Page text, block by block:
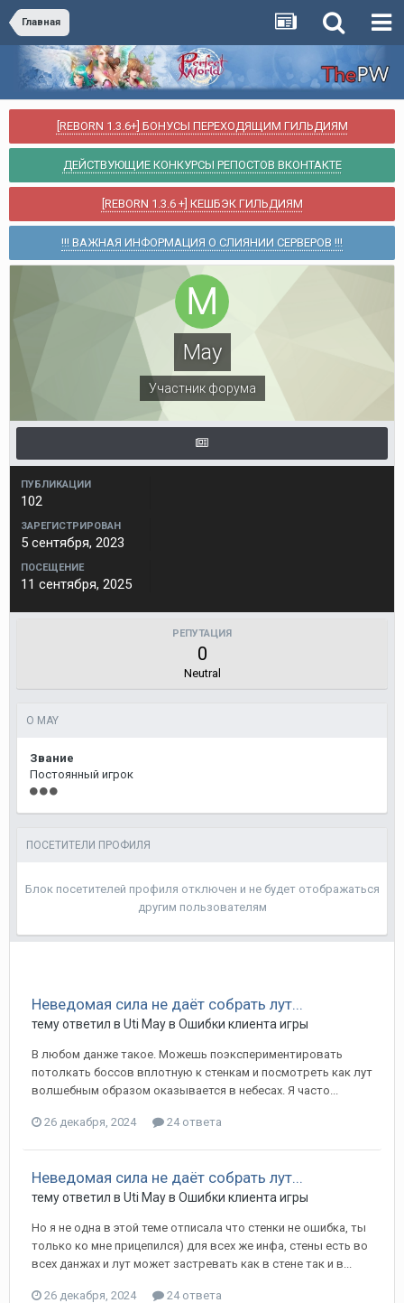
Главная
[REBORN 1.3.6+] БОНУСЫ ПЕРЕХОДЯЩИМ ГИЛЬДИЯМ
ДЕЙСТВУЮЩИЕ КОНКУРСЫ РЕПОСТОВ ВКОНТАКТЕ
[REBORN 1.3.6 +] КЕШБЭК ГИЛЬДИЯМ
!!! ВАЖНАЯ ИНФОРМАЦИЯ О СЛИЯНИИ СЕРВЕРОВ !!!
May
Участник форума
ПУБЛИКАЦИИ
102
ЗАРЕГИСТРИРОВАН
5 сентября, 2023
ПОСЕЩЕНИЕ
11 сентября, 2025
РЕПУТАЦИЯ
0
Neutral
О MAY
Звание
Постоянный игрок
ПОСЕТИТЕЛИ ПРОФИЛЯ
Блок посетителей профиля отключен и не будет отображаться
другим пользователям
Неведомая сила не даёт собрать лут...
тему ответил в Uti Mayв Ошибки клиента игры
В любом данже такое. Можешь поэкспериментировать
потолкать боссов вплотную к стенкам и посмотреть как лут
волшебным образом оказывается в небесах. Я часто...
26 декабря, 2024 24 ответа
Неведомая сила не даёт собрать лут...
тему ответил в Uti Mayв Ошибки клиента игры
Но я не одна в этой теме отписала что стенки не ошибка, ты
только ко мне прицепился) для всех же инфа, стены есть во
всех данжах и лут может застревать как в стене так и в...
26 декабря, 2024 24 ответа